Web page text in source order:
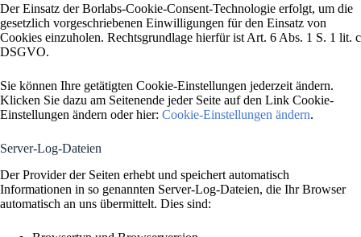
Der Einsatz der Borlabs-Cookie-Consent-Technologie erfolgt, um die
gesetzlich vorgeschriebenen Einwilligungen für den Einsatz von
Cookies einzuholen. Rechtsgrundlage hierfür ist Art. 6 Abs. 1 S. 1 lit. c
DSGVO.
Sie können Ihre getätigten Cookie-Einstellungen jederzeit ändern.
Klicken Sie dazu am Seitenende jeder Seite auf den Link Cookie-
Einstellungen ändern oder hier: Cookie-Einstellungen ändern.
Server-Log-Dateien
Der Provider der Seiten erhebt und speichert automatisch
Informationen in so genannten Server-Log-Dateien, die Ihr Browser
automatisch an uns übermittelt. Dies sind: